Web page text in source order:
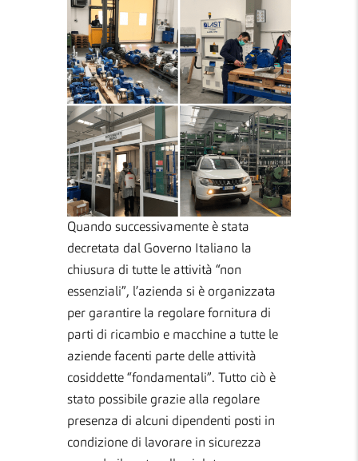
Quando successivamente è stata
decretata dal Governo Italiano la
chiusura di tutte le attività “non
essenziali”, l’azienda si è organizzata
per garantire la regolare fornitura di
parti di ricambio e macchine a tutte le
aziende facenti parte delle attività
cosiddette “fondamentali”.
utto ciò è
stato possibile grazie alla regolare
presenza di alcuni dipendenti posti in
condizione di lavorare in sicurezza